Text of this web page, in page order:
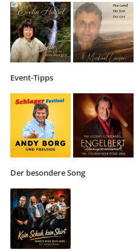
Event-Tipps
Der besondere Song